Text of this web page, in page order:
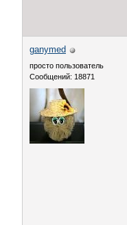
ganymed
просто пользователь
Сообщений: 18871